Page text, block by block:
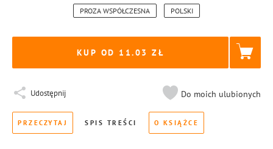
PROZA WSPÓŁCZESNA POLSKI
KUP OD 11.03
Udostępnij Do moich ulubionych
PRZECZYTAJ SPIS TREŚCI O KSIĄŻCE